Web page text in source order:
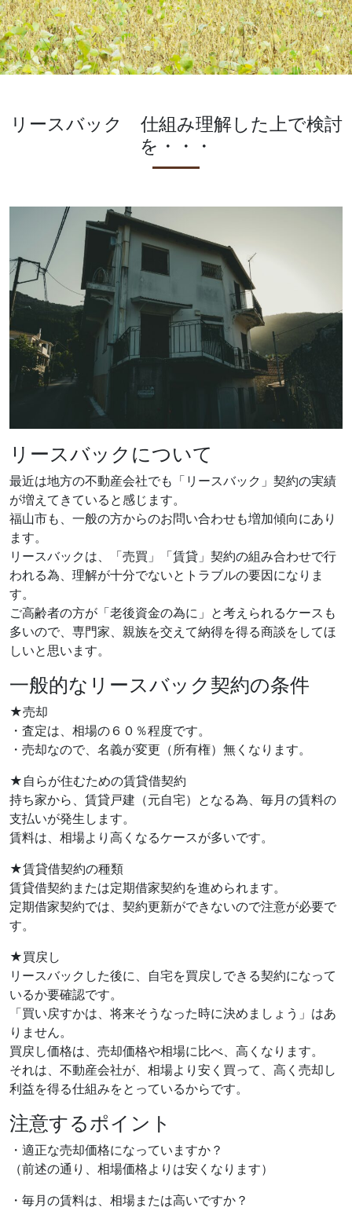
リースバック 仕組み理解した上で検討
を・・・
リースバックについて
最近は地方の不動産会社でも「リースバック」契約の実績
が増えてきていると感じます。
福山市も、一般の方からのお問い合わせも増加傾向にあり
ます。
リースバックは、「売買」「賃貸」契約の組み合わせで行
われる為、理解が十分でないとトラブルの要因になりま
す。
ご高齢者の方が「老後資金の為に」と考えられるケースも
多いので、専門家、親族を交えて納得を得る商談をしてほ
しいと思います。
一般的なリースバック契約の条件
★売却
・査定は、相場の６０％程度です。
・売却なので、名義が変更（所有権）無くなります。
★自らが住むための賃貸借契約
持ち家から、賃貸戸建（元自宅）となる為、毎月の賃料の
支払いが発生します。
賃料は、相場より高くなるケースが多いです。
★賃貸借契約の種類
賃貸借契約または定期借家契約を進められます。
定期借家契約では、契約更新ができないので注意が必要で
す。
★買戻し
リースバックした後に、自宅を買戻しできる契約になって
いるか要確認です。
「買い戻すかは、将来そうなった時に決めましょう」はあ
りません。
買戻し価格は、売却価格や相場に比べ、高くなります。
それは、不動産会社が、相場より安く買って、高く売却し
利益を得る仕組みをとっているからです。
注意するポイント
・適正な売却価格になっていますか？
（前述の通り、相場価格よりは安くなります）
・毎月の賃料は、相場または高いですか？